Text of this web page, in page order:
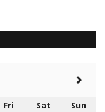
Fri Sat
Sun